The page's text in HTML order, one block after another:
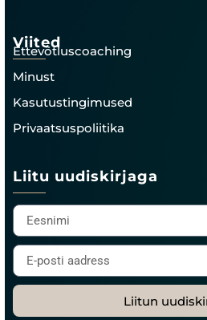
Viited
Ettevõtluscoaching
Minust
Kasutustingimused
Privaatsuspoliitika
Liitu uudiskirjaga
Liitun